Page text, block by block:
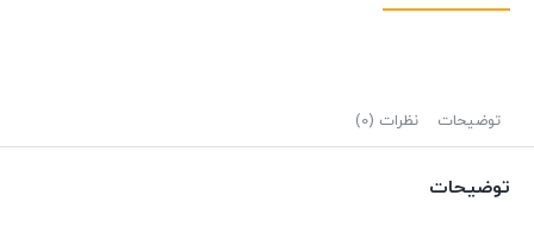
توضیحات نظرات (0)
توضیحات